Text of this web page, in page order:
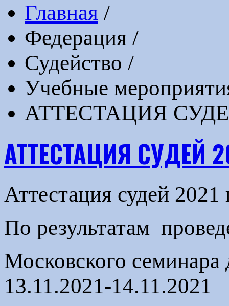
Главная /
Федерация /
Судейство /
Учебные
АТТЕСТАЦИЯ
АТТЕСТАЦИЯ СУДЕЙ
Аттестация судей 2021
По результатам
Московского
13.11.2021-14.11.2021